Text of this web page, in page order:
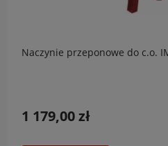
Naczynie przeponowe do c.o.
1 179,00 zł